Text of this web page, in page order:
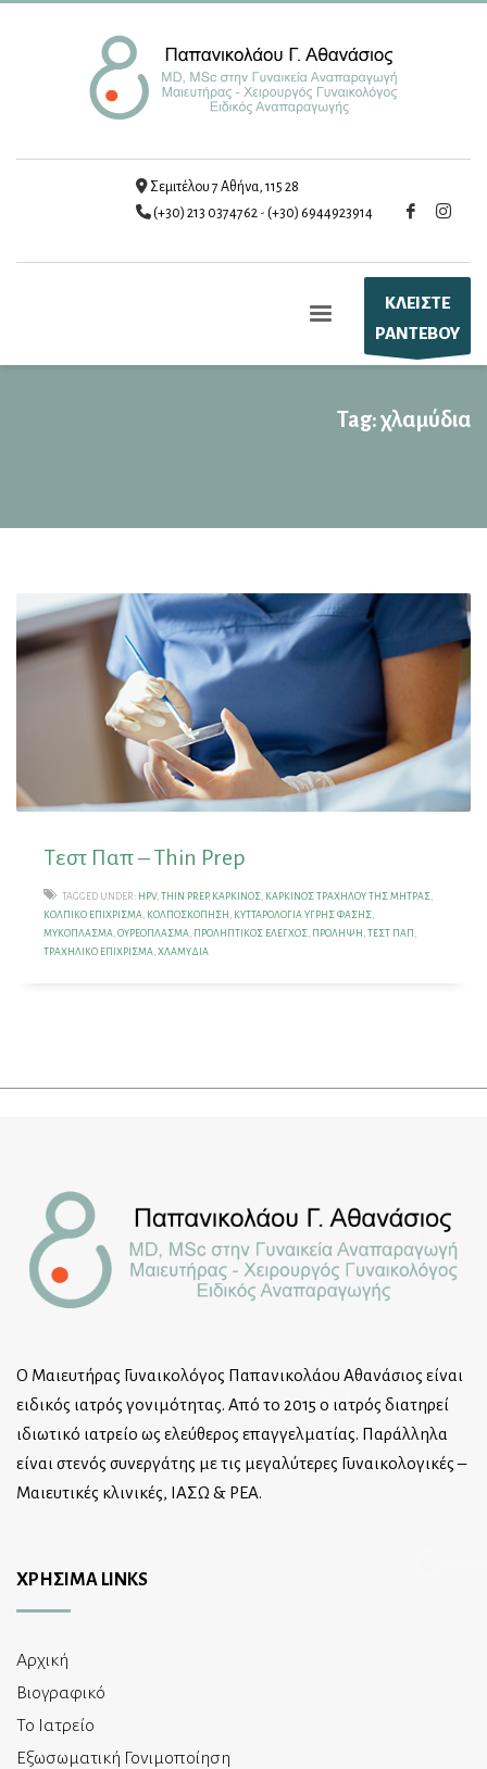
Σεμιτέλου 7 Αθήνα, 115 28
(+30) 213 0374762 - (+30) 6944923914
ΚΛΕΙΣΤΕ
ΡΑΝΤΕΒΟΥ
Tag: χλαμύδια
Τεστ Παπ – Thin Prep
TAGGED UNDER: HPV, THIN PREP, ΚΑΡΚΊΝΟΣ, ΚΑΡΚΊΝΟΣ ΤΡΑΧΉΛΟΥ ΤΗΣ ΜΉΤΡΑΣ,
ΚΟΛΠΙΚΌ ΕΠΊΧΡΙΣΜΑ, ΚΟΛΠΟΣΚΌΠΗΣΗ , ΚΥΤΤΑΡΟΛΟΓΊΑ ΥΓΡΉΣ ΦΆΣΗΣ,
ΜΥΚΌΠΛΑΣΜΑ, ΟΥΡΕΌΠΛΑΣΜΑ, ΠΡΟΛΗΠΤΙΚΌΣ ΈΛΕΓΧΟΣ, ΠΡΌΛΗΨΗ , ΤΕΣΤ ΠΑΠ ,
ΤΡΑΧΗΛΙΚΌ ΕΠΊΧΡΙΣΜΑ, ΧΛΑΜΎΔΙΑ
Ο Μαιευτήρας Γυναικολόγος Παπανικολάου Αθανάσιος είναι
ειδικός ιατρός γονιμότητας. Από το 2015 ο ιατρός διατηρεί
ιδιωτικό ιατρείο ως ελεύθερος επαγγελματίας. Παράλληλα
είναι στενός συνεργάτης με τις μεγαλύτερες Γυναικολογικές –
Μαιευτικές κλινικές, ΙΑΣΩ & ΡΕΑ.
ΧΡΗΣΙΜΑ LINKS
Αρχική
Βιογραφικό
Το Ιατρείο
Εξωσωματική Γονιμοποίηση